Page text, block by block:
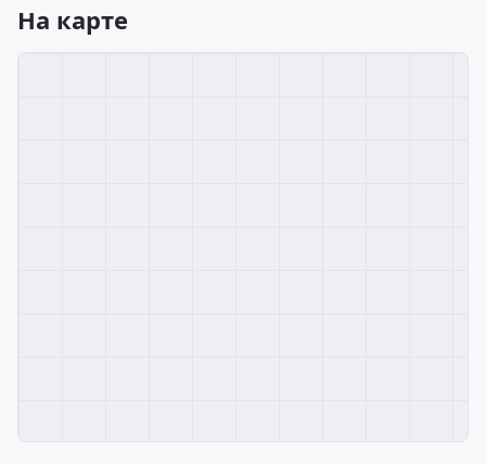
На карте